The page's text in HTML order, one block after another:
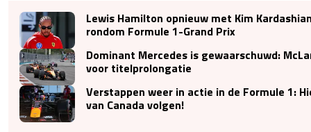
Lewis Hamilton opnieuw met Kim
rondom Formule 1-Grand Prix
Dominant Mercedes is gewaarschuwd:
voor titelprolongatie
Verstappen weer in actie in de Formule 1:
van Canada volgen!